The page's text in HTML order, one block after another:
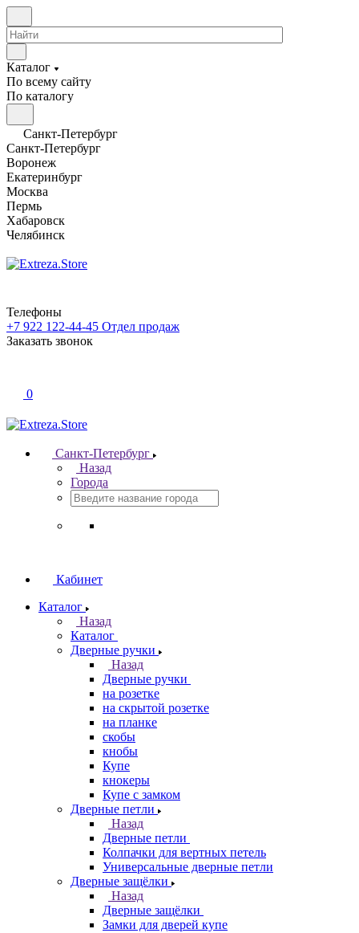
Каталог
По всему сайту
По каталогу
Санкт-Петербург
Санкт-Петербург
Воронеж
Екатеринбург
Москва
Пермь
Хабаровск
Челябинск
Телефоны
+7 922 122-44-45 Отдел продаж
Заказать звонок
0
Санкт-Петербург
Назад
Города
Кабинет
Каталог
Назад
Каталог
Дверные ручки
Назад
Дверные ручки
на розетке
на скрытой розетке
на планке
скобы
кнобы
Купе
кнокеры
Купе с замком
Дверные петли
Назад
Дверные петли
Колпачки для вертных петель
Универсальные дверные петли
Дверные защёлки
Назад
Дверные защёлки
Замки для дверей купе